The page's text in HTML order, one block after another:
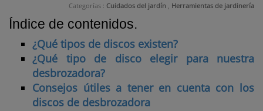
Categorías : Cuidados del jardín , Herramientas de jardinería
Índice de contenidos.
¿Qué tipos de discos existen?
¿Qué tipo de disco elegir para nuestra
desbrozadora?
Consejos útiles a tener en cuenta con los
discos de desbrozadora